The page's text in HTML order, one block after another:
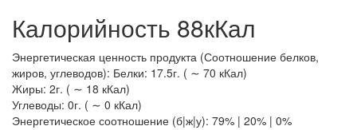
Калорийность 88кКал
Энергетическая ценность продукта (Соотношение белков,
жиров, углеводов): Белки: 17.5г. ( ∼ 70 кКал)
Жиры: 2г. ( ∼ 18 кКал)
Углеводы: 0г. ( ∼ 0 кКал)
Энергетическое соотношение (б|ж|у): 79% | 20% | 0%